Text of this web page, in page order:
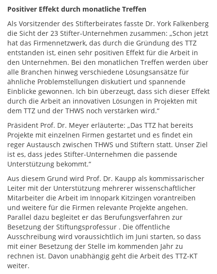
Positiver Effekt durch monatliche Treffen
Als Vorsitzender des Stifterbeirates fasste Dr. York Falkenberg
die Sicht der 23 Stifter-Unternehmen zusammen: „Schon jetzt
hat das Firmennetzwerk, das durch die Gründung des TTZ
entstanden ist, einen sehr positiven Effekt für die Arbeit in
den Unternehmen. Bei den monatlichen Treffen werden über
alle Branchen hinweg verschiedene Lösungsansätze für
ähnliche Problemstellungen diskutiert und spannende
Einblicke gewonnen. Ich bin überzeugt, dass sich dieser Effekt
durch die Arbeit an innovativen Lösungen in Projekten mit
dem TTZ und der THWS noch verstärken wird.“
Präsident Prof. Dr. Meyer erläuterte: „Das TTZ hat bereits
Projekte mit einzelnen Firmen gestartet und es findet ein
reger Austausch zwischen THWS und Stiftern statt. Unser Ziel
ist es, dass jedes Stifter-Unternehmen die passende
Unterstützung bekommt.“
Aus diesem Grund wird Prof. Dr. Kaupp als kommissarischer
Leiter mit der Unterstützung mehrerer wissenschaftlicher
Mitarbeiter die Arbeit im Innopark Kitzingen vorantreiben
und weitere für die Firmen relevante Projekte angehen.
Parallel dazu begleitet er das Berufungsverfahren zur
Besetzung der Stiftungsprofessur . Die öffentliche
Ausschreibung wird voraussichtlich im Juni starten, so dass
mit einer Besetzung der Stelle im kommenden Jahr zu
rechnen ist. Davon unabhängig geht die Arbeit des TTZ-KT
weiter.